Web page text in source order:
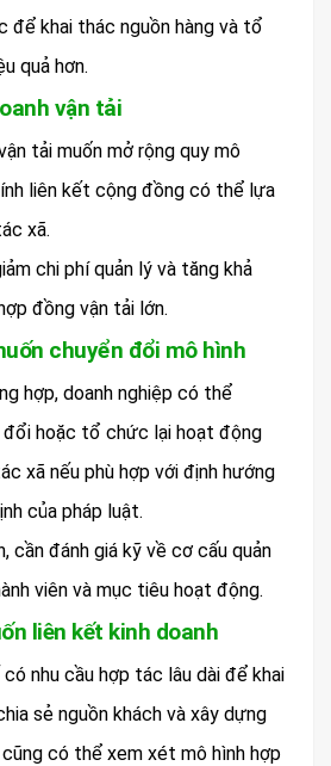
để khai thác nguồn hàng và tổ
quả hơn.
vận tải
tải muốn mở rộng quy mô
liên kết cộng đồng có thể lựa
xã.
chi phí quản lý và tăng khả
đồng vận tải lớn.
chuyển đổi mô hình
hợp, doanh nghiệp có thể
đổi hoặc tổ chức lại hoạt động
xã nếu phù hợp với định hướng
của pháp luật.
cần đánh giá kỹ về cơ cấu quản
viên và mục tiêu hoạt động.
liên kết kinh doanh
nhu cầu hợp tác lâu dài để khai
sẻ nguồn khách và xây dựng
có thể xem xét mô hình hợp